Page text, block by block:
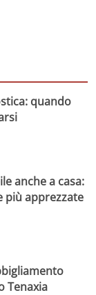
quando
anche a casa:
più apprezzate
Tenaxia